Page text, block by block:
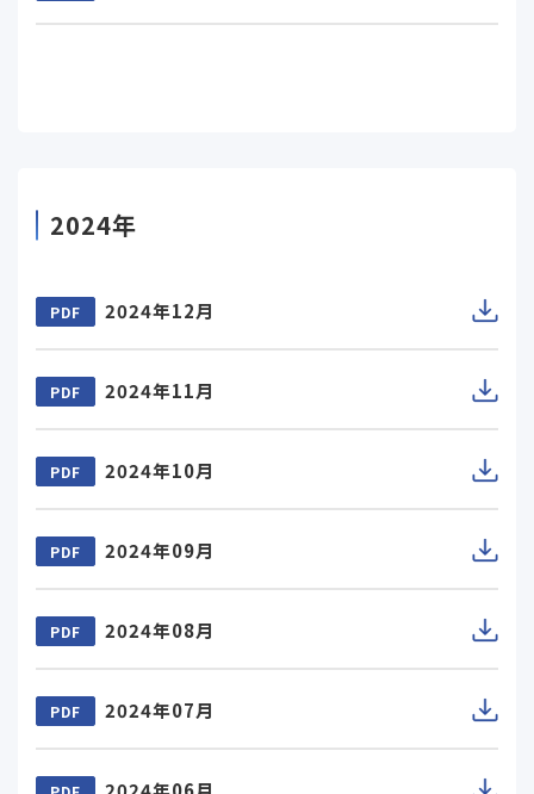
2024年
PDF 2024年12月
PDF 2024年11月
PDF 2024年10月
PDF 2024年09月
PDF 2024年08月
PDF 2024年07月